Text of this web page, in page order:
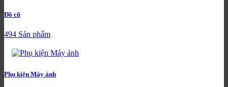
Đồ cũ
494 Sản phẩm
Phụ kiện Máy ảnh